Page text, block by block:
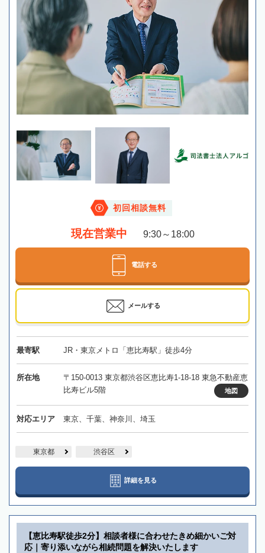
初回相談無料
現在営業中 9:30～18:00
電話する
メールする
最寄駅 JR・東京メトロ「恵比寿駅」徒歩4分
所在地
〒150-0013 東京都渋谷区恵比寿1-18-18 東急不動産恵
比寿ビル5階
地図
対応エリア 東京、千葉、神奈川、埼玉
東京都 渋谷区
詳細を見る
【恵比寿駅徒歩2分】相談者様に合わせたきめ細かいご対
応｜寄り添いながら相続問題を解決いたします